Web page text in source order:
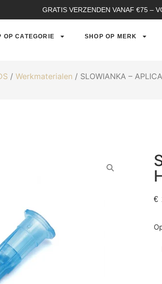
GRATIS VERZENDEN VANAF €75 –
OP CATEGORIE SHOP OP MERK
/ Werkmaterialen / SLOWIANKA –
€